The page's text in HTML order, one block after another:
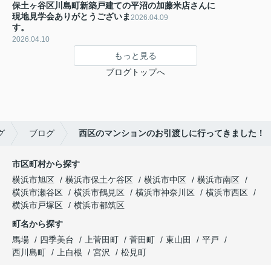
保土ヶ谷区川島町新築戸建ての
現地見学会ありがとうございま
す。
2026.04.10
平沼の加藤米店さんに
2026.04.09
もっと見る
ブログトップへ
ブログ 西区のマンションのお引渡しに行ってきました！
市区町村から探す
横浜市旭区
横浜市保土ケ谷区 横浜市中区
横浜市南区
横浜市瀬谷区
横浜市鶴見区 横浜市神奈川区
横浜市西区
横浜市戸塚区
横浜市都筑区
町名から探す
馬場
四季美台 上菅田町 菅田町 東山田
平戸
西川島町
上白根 宮沢
松見町